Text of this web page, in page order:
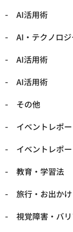
AI活用術
​AI・テクノロ
​AI活用術
​AI活用術
​その他
イベントレポ
イベントレポ
​教育・学習法
​旅行・お出かけ
視覚障害・バ